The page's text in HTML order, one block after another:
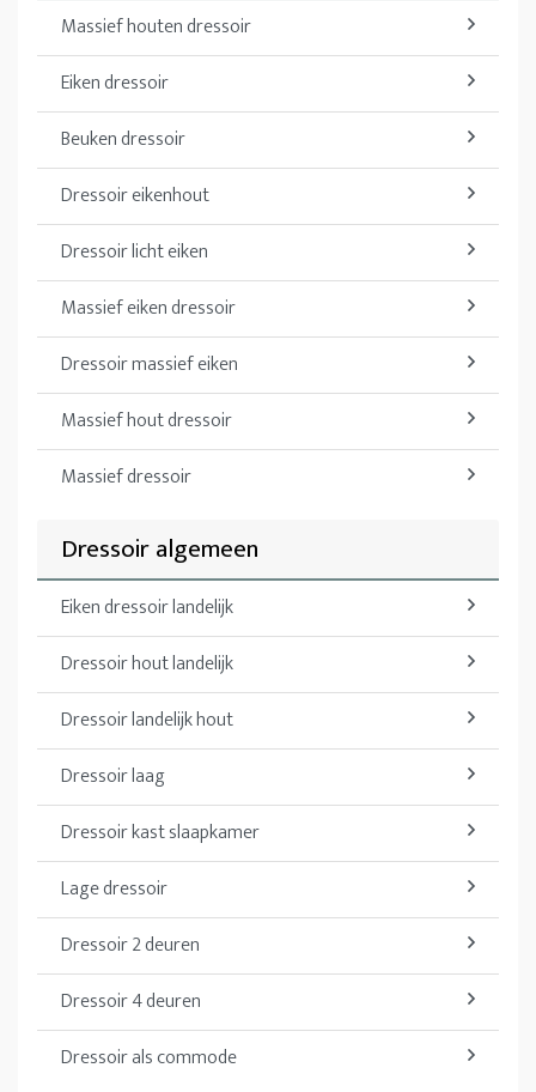
Massief houten dressoir
Eiken dressoir
Beuken dressoir
Dressoir eikenhout
Dressoir licht eiken
Massief eiken dressoir
Dressoir massief eiken
Massief hout dressoir
Massief dressoir
Dressoir algemeen
Eiken dressoir landelijk
Dressoir hout landelijk
Dressoir landelijk hout
Dressoir laag
Dressoir kast slaapkamer
Lage dressoir
Dressoir 2 deuren
Dressoir 4 deuren
Dressoir als commode